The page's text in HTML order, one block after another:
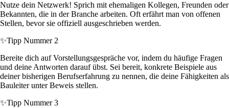
Nutze dein Netzwerk! Sprich mit ehemaligen Kollegen, Freunden oder
Bekannten, die in der Branche arbeiten. Oft erfährt man von offenen
Stellen, bevor sie offiziell ausgeschrieben werden.
✨Tipp Nummer 2
Bereite dich auf Vorstellungsgespräche vor, indem du häufige Fragen
und deine Antworten darauf übst. Sei bereit, konkrete Beispiele aus
deiner bisherigen Berufserfahrung zu nennen, die deine Fähigkeiten als
Bauleiter unter Beweis stellen.
✨Tipp Nummer 3